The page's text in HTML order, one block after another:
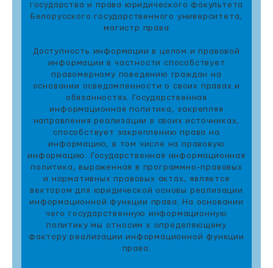
государства и права юридического факультета
Белорусского государственного университета,
магистр права
Доступность информации в целом и правовой
информации в частности способствует
правомерному поведению граждан на
основании осведомленности о своих правах и
обязанностях. Государственная
информационная политика, закрепляя
направления реализации в своих источниках,
способствует закреплению права на
информацию, в том числе на правовую
информацию. Государственная информационная
политика, выраженная в программно-правовых
и нормативных правовых актах, является
вектором для юридической основы реализации
информационной функции права. На основании
чего государственную информационную
политику мы относим к определяющему
фактору реализации информационной функции
права.